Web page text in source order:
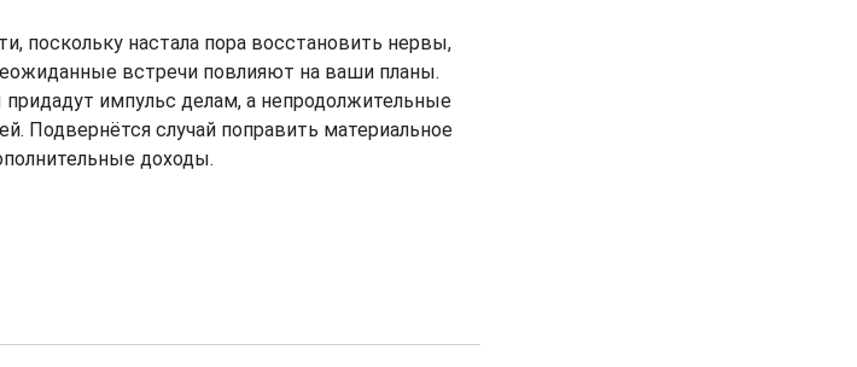
поскольку настала пора восстановить нервы,
встречи повлияют на ваши планы.
импульс делам, а непродолжительные
Подвернётся случай поправить материальное
доходы.